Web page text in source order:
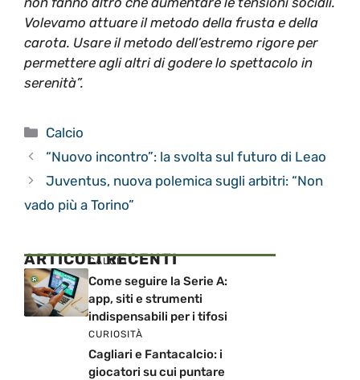
Volevamo attuare il metodo della frusta e della
carota. Usare il metodo dell’estremo rigore per
permettere agli altri di godere lo spettacolo in
serenità”.
Categorie
Calcio
“Nuovo incontro”: la svolta sul futuro di Leao
Juventus, nuova polemica sugli arbitri: “Non
vado più a Torino”
ARTICOLI RECENTI
CALCIO
Come seguire la Serie A:
app, siti e strumenti
indispensabili per i tifosi
CURIOSITÀ
Cagliari e Fantacalcio: i
giocatori su cui puntare